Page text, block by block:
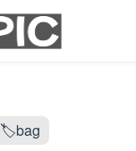
🏷️bag